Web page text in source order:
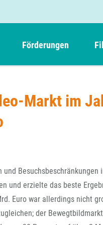
Förderungen
Navigation
überspringen
Einreich- und
Webinare
Kurzfilmpreis
German Films
Markt im
und erzielte das beste
Euro war allerdings nicht
der